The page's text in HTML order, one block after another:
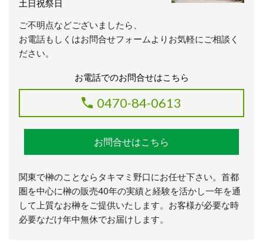
土日祝祭日
ご不明点などございましたら、
お電話もしくはお問合せフォームよりお気軽にご相談く
ださい。
お電話でのお問合せはこちら
0470-84-0613
お問合せはこちら
関東で榊のことならタキマミ野口にお任せ下さい。首都
圏を中心に榊の販売40年の実績と経験を活かし一年を通
して上質なお榊をご提供いたします。お客様が必要な時
必要なだけ年中無休でお届けします。